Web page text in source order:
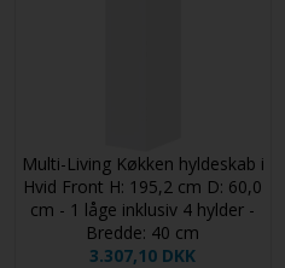
Multi-Living Køkken hyldeskab i
Hvid Front H: 195,2 cm D: 60,0
cm - 1 låge inklusiv 4 hylder -
Bredde: 40 cm
3.307,10 DKK